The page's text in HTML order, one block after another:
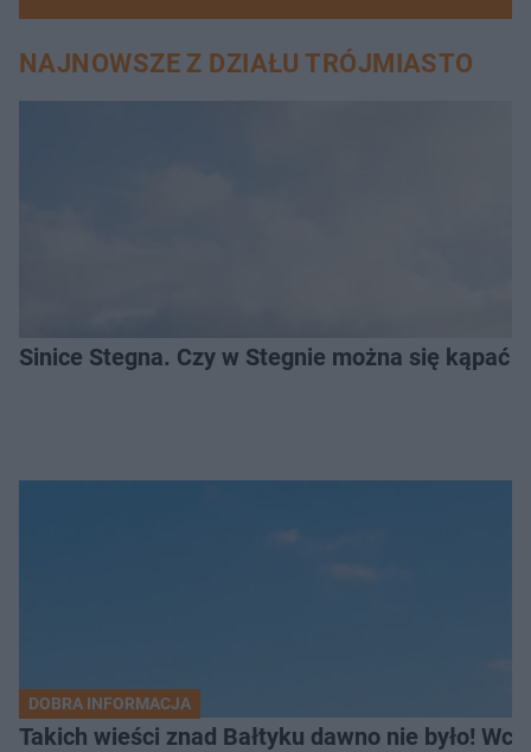
NAJNOWSZE Z DZIAŁU TRÓJMIASTO
Sinice Stegna. Czy w Stegnie można się kąpać
DOBRA INFORMACJA
Takich wieści znad Bałtyku dawno nie było!